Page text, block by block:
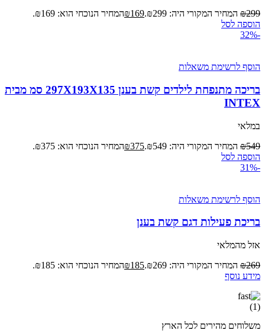
₪299 המחיר המקורי היה: ₪299. ₪169
המחיר הנוכחי הוא: ₪169.
הוספה לסל
-32%
הוסף לרשימת משאלות
בריכה מתנפחת לילדים קשת בענן 297X193X135 סמ מבית
INTEX
במלאי
₪549 המחיר המקורי היה: ₪549. ₪375
המחיר הנוכחי הוא: ₪375.
הוספה לסל
-31%
הוסף לרשימת משאלות
בריכת פעילות דגם קשת בענן
אזל מהמלאי
₪269 המחיר המקורי היה: ₪269. ₪185
המחיר הנוכחי הוא: ₪185.
מידע נוסף
משלוחים מהירים לכל הארץ